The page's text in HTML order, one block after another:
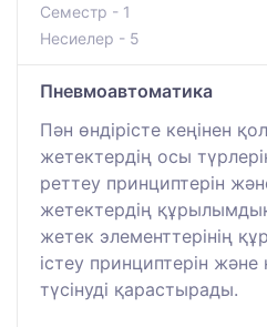
Семестр - 1
Несиелер - 5
Пневмоавтоматика
Пән өндірісте кеңінен
жетектердің осы
реттеу принциптерін
жетектердің
жетек элементтерінің
істеу принциптерін және
түсінуді қарастырады.